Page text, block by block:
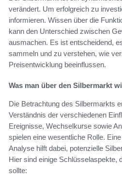
verändert. Um erfolgreich zu
informieren. Wissen über die
kann den Unterschied zwischen
ausmachen. Es ist entscheidend,
sammeln und zu verstehen, wie
Preisentwicklung beeinflussen.
Was man über den Silbermarkt
Die Betrachtung des Silbermarkts
Verständnis der verschiedenen
Ereignisse, Wechselkurse sowie
spielen eine wesentliche Rolle.
Analyse hilft dabei, potenzielle
Hier sind einige Schlüsselaspekte,
sollte: